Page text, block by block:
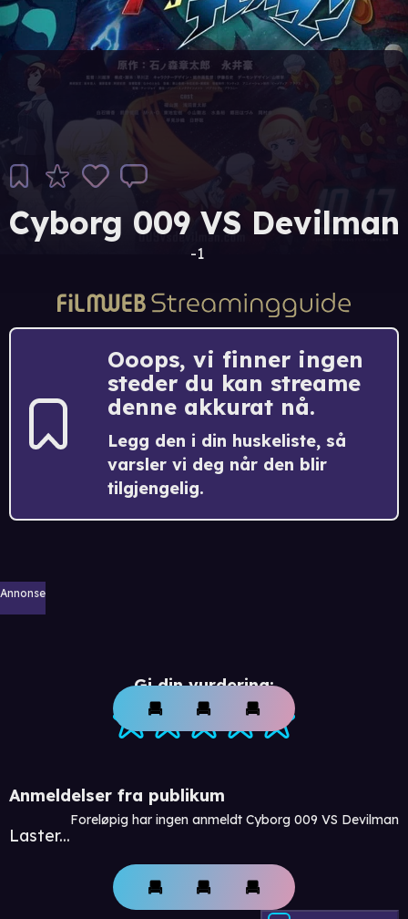
Cyborg 009 VS Devilman
-1
Ooops, vi finner ingen
steder du kan streame
denne akkurat nå.
Legg den i din huskeliste, så
varsler vi deg når den blir
tilgjengelig.
Annonse
Gi din vurdering:
Anmeldelser fra publikum
Laster...
Foreløpig har ingen anmeldt Cyborg 009 VS Devilman